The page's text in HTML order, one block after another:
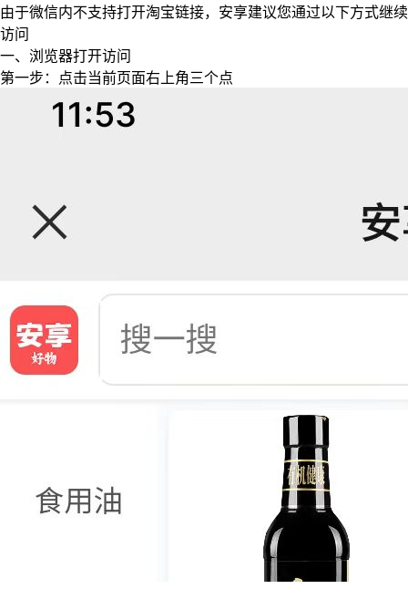
由于微信内不支持打开淘宝链接，安享建议您通过以下方式继续
访问
一、浏览器打开访问
第一步：点击当前页面右上角三个点